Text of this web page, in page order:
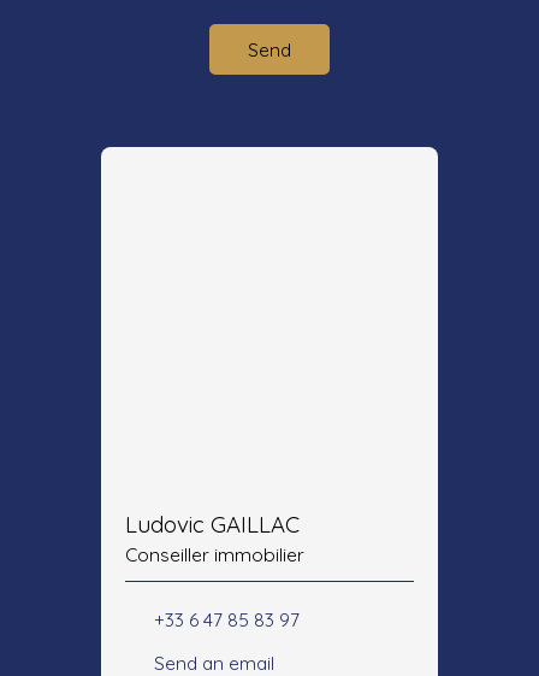
Send
Ludovic GAILLAC
Conseiller immobilier
+33 6 47 85 83 97
Send an email